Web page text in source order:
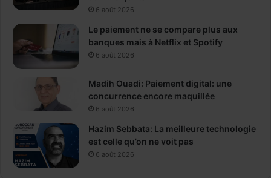
6 août 2026
Le paiement ne se compare plus aux
banques mais à Netflix et Spotify
6 août 2026
Madih Ouadi: Paiement digital: une
concurrence encore maquillée
6 août 2026
Hazim Sebbata: La meilleure technologie
est celle qu’on ne voit pas
6 août 2026